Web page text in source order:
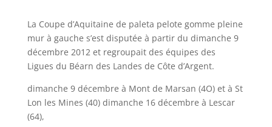
La Coupe d’Aquitaine de paleta pelote gomme pleine
mur à gauche s’est disputée à partir du dimanche 9
décembre 2012 et regroupait des équipes des
Ligues du Béarn des Landes de Côte d’Argent.
dimanche 9 décembre à Mont de Marsan (4O) et à St
Lon les Mines (40) dimanche 16 décembre à Lescar
(64),